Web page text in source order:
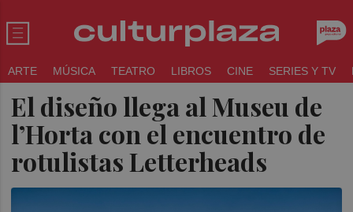
ARTE MÚSICA TEATRO LIBROS CINE SERIES Y TV
El diseño llega al Museu de
l’Horta con el encuentro de
rotulistas Letterheads